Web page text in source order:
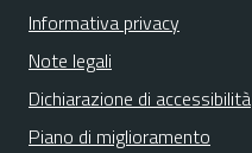
Informativa privacy
Note legali
Dichiarazione di accessibilità
Piano di miglioramento